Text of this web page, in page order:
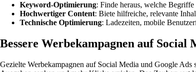
Keyword-Optimierung: Finde heraus, welche
Hochwertiger Content: Biete hilfreiche, relevante
Technische Optimierung: Ladezeiten, mobile
Bessere Werbekampagnen auf Social
Gezielte Werbekampagnen auf Social Media und Google